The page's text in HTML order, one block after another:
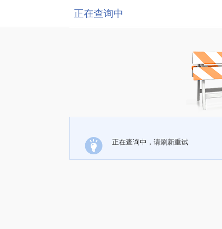
正在查询中
正在查询中，请刷新重试